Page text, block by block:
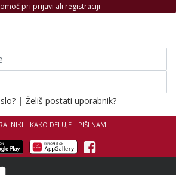
KAKO DELUJE PIŠI NAM
Facebook
pri prijavi ali registraciji
| Želiš postati uporabnik?